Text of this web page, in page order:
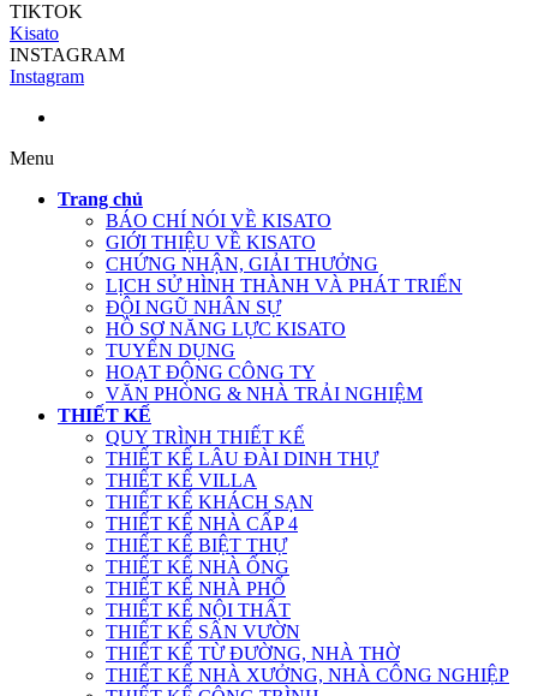
TIKTOK
Kisato
INSTAGRAM
Instagram
Menu
Trang chủ
BÁO CHÍ NÓI VỀ KISATO
GIỚI THIỆU VỀ KISATO
CHỨNG NHẬN, GIẢI THƯỞNG
LỊCH SỬ HÌNH THÀNH VÀ PHÁT TRIỂN
ĐỘI NGŨ NHÂN SỰ
HỒ SƠ NĂNG LỰC KISATO
TUYỂN DỤNG
HOẠT ĐỘNG CÔNG TY
VĂN PHÒNG & NHÀ TRẢI NGHIỆM
THIẾT KẾ
QUY TRÌNH THIẾT KẾ
THIẾT KẾ LÂU ĐÀI DINH THỰ
THIẾT KẾ VILLA
THIẾT KẾ KHÁCH SẠN
THIẾT KẾ NHÀ CẤP 4
THIẾT KẾ BIỆT THỰ
THIẾT KẾ NHÀ ỐNG
THIẾT KẾ NHÀ PHỐ
THIẾT KẾ NỘI THẤT
THIẾT KẾ SÂN VƯỜN
THIẾT KẾ TỪ ĐƯỜNG, NHÀ THỜ
THIẾT KẾ NHÀ XƯỞNG, NHÀ CÔNG NGHIỆP